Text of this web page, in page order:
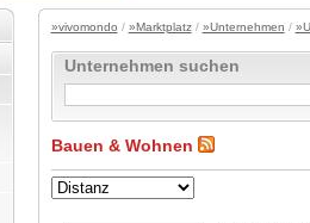
»vivomondo / »Marktplatz/ »Unternehmen /
Unternehmen suchen
Bauen & Wohnen